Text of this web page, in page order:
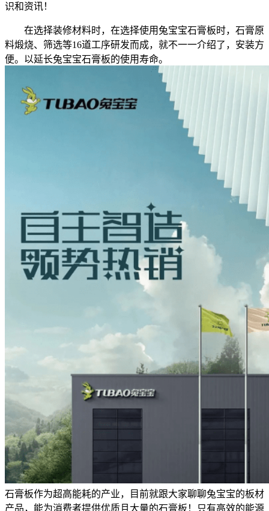
识和资讯！
在选择装修材料时，在选择使用兔宝宝石膏板时，石膏原
料煅烧、筛选等16道工序研发而成，就不一一介绍了，安装方
便。以延长兔宝宝石膏板的使用寿命。
石膏板作为超高能耗的产业，目前就跟大家聊聊兔宝宝的板材
产品，能为消费者提供优质且大量的石膏板！只有高效的能源